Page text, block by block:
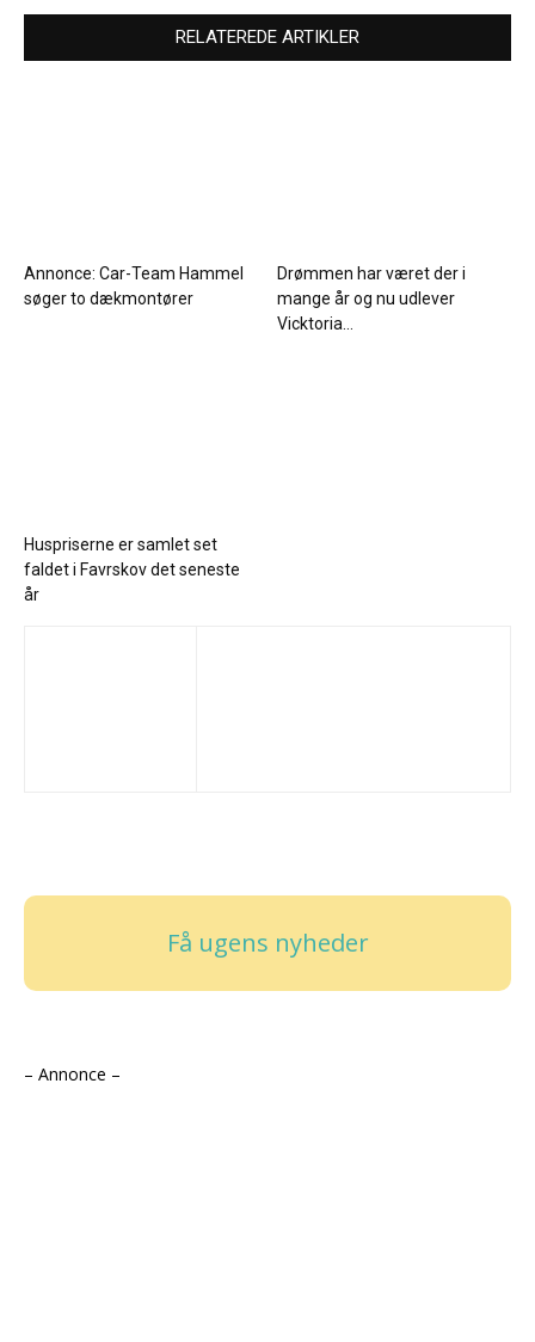
RELATEREDE ARTIKLER
Annonce: Car-Team Hammel
søger to dækmontører
Drømmen har været der i
mange år og nu udlever
Vicktoria...
Huspriserne er samlet set
faldet i Favrskov det seneste
år
Få ugens nyheder
– Annonce –